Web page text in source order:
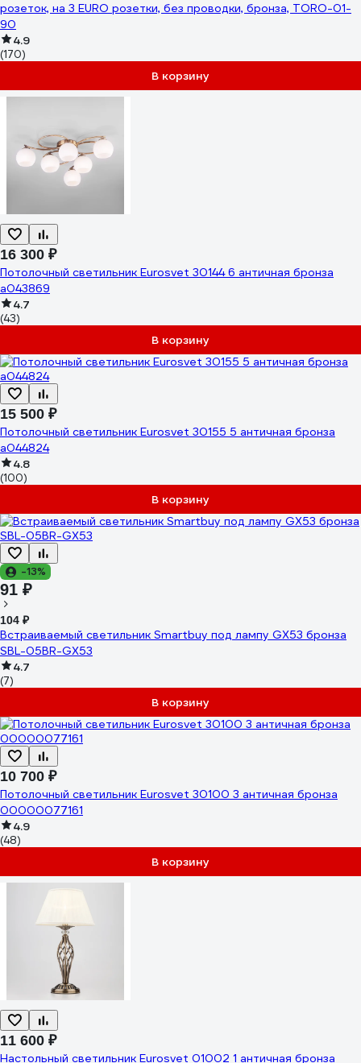
розеток, на 3 EURO розетки, без проводки, бронза, TORO-01-
90
4.9
(170)
В корзину
16 300 ₽
Потолочный светильник Eurosvet 30144 6 античная бронза
a043869
4.7
(43)
В корзину
15 500 ₽
Потолочный светильник Eurosvet 30155 5 античная бронза
a044824
4.8
(100)
В корзину
-13%
91 ₽
104 ₽
Встраиваемый светильник Smartbuy под лампу GX53 бронза
SBL-05BR-GX53
4.7
(7)
В корзину
10 700 ₽
Потолочный светильник Eurosvet 30100 3 античная бронза
00000077161
4.9
(48)
В корзину
11 600 ₽
Настольный светильник Eurosvet 01002 1 античная бронза